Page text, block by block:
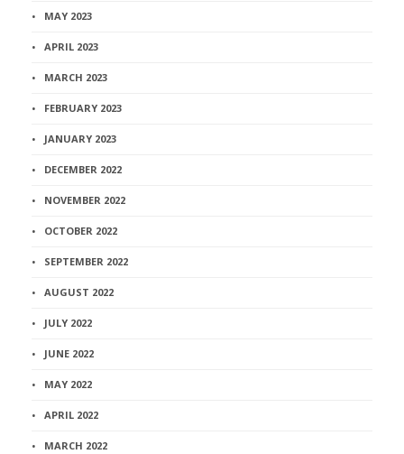
MAY 2023
APRIL 2023
MARCH 2023
FEBRUARY 2023
JANUARY 2023
DECEMBER 2022
NOVEMBER 2022
OCTOBER 2022
SEPTEMBER 2022
AUGUST 2022
JULY 2022
JUNE 2022
MAY 2022
APRIL 2022
MARCH 2022